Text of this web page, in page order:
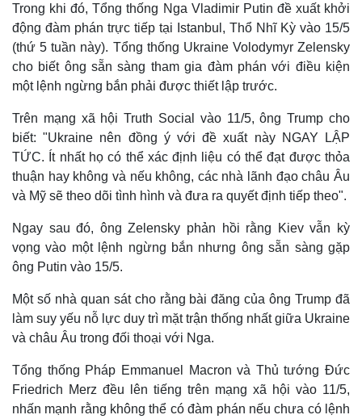
Thế giới
Quan sát
Cuộc sống đó đây
Hồ sơ
Multimedia
Video
Ảnh
E-Magazine
Infographic
Trong khi đó, Tổng thống Nga Vladimir Putin đề xuất khởi
động đàm phán trực tiếp tại Istanbul, Thổ Nhĩ Kỳ vào 15/5
(thứ 5 tuần này). Tổng thống Ukraine Volodymyr Zelensky
cho biết ông sẵn sàng tham gia đàm phán với điều kiện
một lệnh ngừng bắn phải được thiết lập trước.
Trên mạng xã hội Truth Social vào 11/5, ông Trump cho
biết: "Ukraine nên đồng ý với đề xuất này NGAY LẬP
TỨC. Ít nhất họ có thể xác định liệu có thể đạt được thỏa
thuận hay không và nếu không, các nhà lãnh đạo châu Âu
và Mỹ sẽ theo dõi tình hình và đưa ra quyết định tiếp theo".
Ngay sau đó, ông Zelensky phản hồi rằng Kiev vẫn kỳ
vọng vào một lệnh ngừng bắn nhưng ông sẵn sàng gặp
ông Putin vào 15/5.
Một số nhà quan sát cho rằng bài đăng của ông Trump đã
làm suy yếu nỗ lực duy trì mặt trận thống nhất giữa Ukraine
và châu Âu trong đối thoại với Nga.
Tổng thống Pháp Emmanuel Macron và Thủ tướng Đức
Friedrich Merz đều lên tiếng trên mạng xã hội vào 11/5,
nhấn mạnh rằng không thể có đàm phán nếu chưa có lệnh